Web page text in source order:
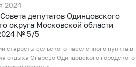
2024
депутатов Одинцовского
округа Московской области
№ 5/5
старосты сельского населенного пункта в
отдыха Огарево Одинцовского городского